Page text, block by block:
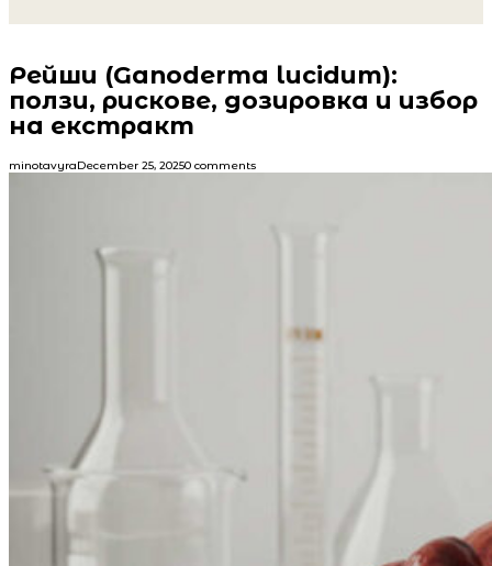
Рейши (Ganoderma lucidum):
ползи, рискове, дозировка и избор
на екстракт
minotavyraDecember 25, 20250 comments